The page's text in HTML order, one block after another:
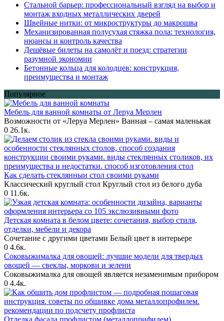
Стальной барьер: профессиональный взгляд на выбор и
монтаж входных металлических дверей
Швейные нитки: от микроструктуры до макрошва
Механизированная полусухая стяжка пола: технология,
нюансы и контроль качества
Дешёвые билеты на самолёт и поезд: стратегии
разумной экономии
Бетонные кольца для колодцев: конструкция,
преимущества и монтаж
Популярное
Мебель для ванной комнаты от Леруа Мерлен
Возможности от «Леруа Мерлен» Ванная – самая маленькая
0 26.1к.
Как сделать стеклянныи стол своими руками
Классический круглый стол Круглый стол из белого дуба
0 11.6к.
Детская комната в белом цвете: сочетания, выбор стиля,
отделки, мебели и декора
Сочетание с другими цветами Белый цвет в интерьере
0 4.6к.
Соковыжималка для овощей: лучшие модели для твердых
овощей — свеклы, моркови и зелени
Соковыжималка для овощей является незаменимым прибором
0 4.4к.